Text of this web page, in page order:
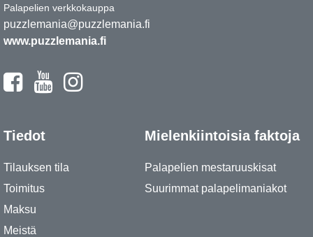
Palapelien verkkokauppa
puzzlemania@puzzlemania.fi
www.puzzlemania.fi
Tiedot
Tilauksen tila
Toimitus
Maksu
Meistä
Mielenkiintoisia faktoja
Palapelien mestaruuskisat
Suurimmat palapelimaniakot